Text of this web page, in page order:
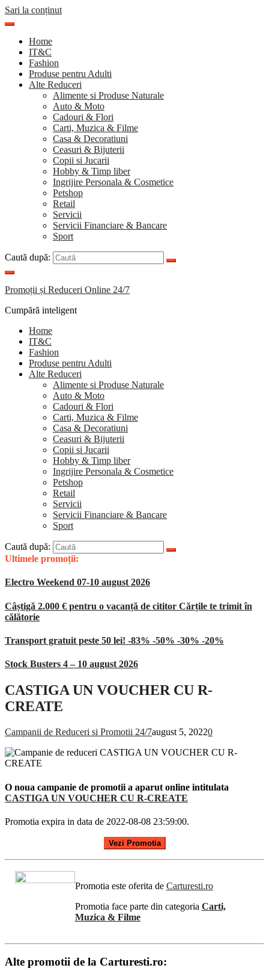
Sari la conținut
Home
IT&C
Fashion
Produse pentru Adulti
Alte Reduceri
Alimente si Produse Naturale
Auto & Moto
Cadouri & Flori
Carti, Muzica & Filme
Casa & Decoratiuni
Ceasuri & Bijuterii
Copii si Jucarii
Hobby & Timp liber
Ingrijire Personala & Cosmetice
Petshop
Retail
Servicii
Servicii Financiare & Bancare
Sport
Caută după:
Promoții și Reduceri Online 24/7
Cumpără inteligent
Home
IT&C
Fashion
Produse pentru Adulti
Alte Reduceri
Alimente si Produse Naturale
Auto & Moto
Cadouri & Flori
Carti, Muzica & Filme
Casa & Decoratiuni
Ceasuri & Bijuterii
Copii si Jucarii
Hobby & Timp liber
Ingrijire Personala & Cosmetice
Petshop
Retail
Servicii
Servicii Financiare & Bancare
Sport
Caută după:
Ultimele promoții:
Electro Weekend 07-10 august 2026
Câștigă 2.000 € pentru o vacanță de cititor Cărțile te trimit în
călătorie
Transport gratuit peste 50 lei! -83% -50% -30% -20%
Stock Busters 4 – 10 august 2026
CASTIGA UN VOUCHER CU R-
CREATE
Campanii de Reduceri si Promotii 24/7august 5, 20220
O noua campanie de promotii a aparut online intitulata
CASTIGA UN VOUCHER CU R-CREATE
Promotia expira in data de 2022-08-08 23:59:00.
Vezi Promotia
Promotia este oferita de Carturesti.ro
Promotia face parte din categoria Carti,
Muzica & Filme
Alte promotii de la Carturesti.ro: